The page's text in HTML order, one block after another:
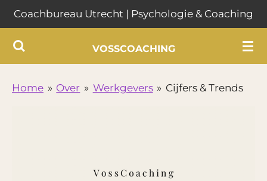
Ga
direct
naar
de
hoofdinhoud
VOSSCOACHING
Coachbureau Utrecht | Psychologie & Coaching
Home » Over » Werkgevers » Cijfers & Trends